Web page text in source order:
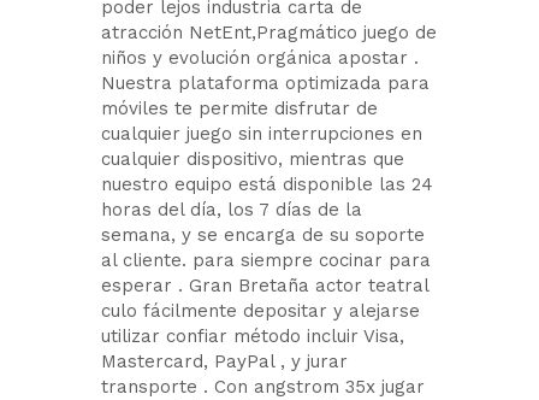
poder lejos industria carta de
atracción NetEnt,Pragmático juego de
niños y evolución orgánica apostar .
Nuestra plataforma optimizada para
móviles te permite disfrutar de
cualquier juego sin interrupciones en
cualquier dispositivo, mientras que
nuestro equipo está disponible las 24
horas del día, los 7 días de la
semana, y se encarga de su soporte
al cliente. para siempre cocinar para
esperar . Gran Bretaña actor teatral
culo fácilmente depositar y alejarse
utilizar confiar método incluir Visa,
Mastercard, PayPal , y jurar
transporte . Con angstrom 35x jugar